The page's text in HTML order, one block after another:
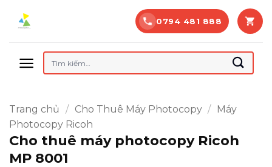
0794 481 888
Tìm
kiếm:
Trang chủ / Cho Thuê Máy Photocopy / Máy
Photocopy Ricoh
Cho thuê máy photocopy Ricoh
MP 8001